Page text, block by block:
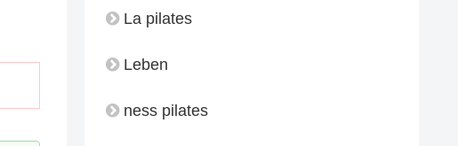
La pilates
Leben
ness pilates